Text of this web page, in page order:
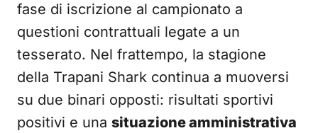
fase di iscrizione al campionato a
questioni contrattuali legate a un
tesserato. Nel frattempo, la stagione
della Trapani Shark continua a muoversi
su due binari opposti: risultati sportivi
positivi e una situazione amministrativa